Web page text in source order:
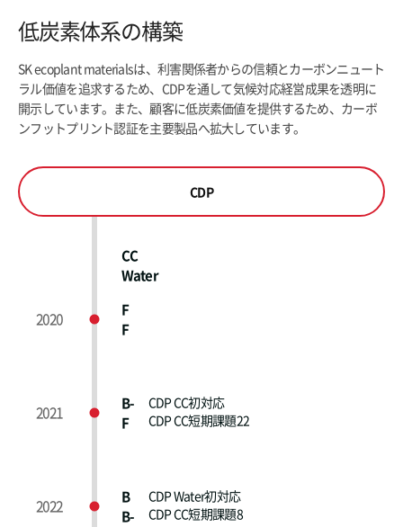
低炭素体系の構築
SK ecoplant materialsは、利害関係者からの信頼とカーボンニュート
ラル価値を追求するため、CDPを通して気候対応経営成果を透明に
開示しています。また、顧客に低炭素価値を提供するため、カーボ
ンフットプリント認証を主要製品へ拡大しています。
CDP
2020
CC
F
Water
F
2021
B-
F
CDP CC初対応
CDP CC短期課題22
2022
B
B-
CDP Water初対応
CDP CC短期課題8